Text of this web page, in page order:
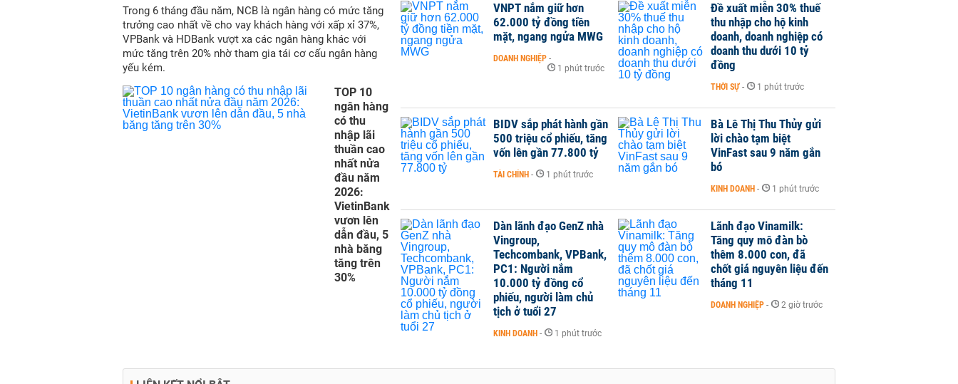
Trong 6 tháng đầu năm, NCB là ngân hàng có mức tăng
trưởng cao nhất về cho vay khách hàng với xấp xỉ 37%,
VPBank và HDBank vượt xa các ngân hàng khác với
mức tăng trên 20% nhờ tham gia tái cơ cấu ngân hàng
yếu kém.
TOP 10
ngân hàng
có thu
nhập lãi
thuần cao
nhất nửa
đầu năm
2026:
VietinBank
vươn lên
dẫn đầu, 5
nhà băng
tăng trên
30%
VNPT nắm giữ hơn
62.000 tỷ đồng tiền
mặt, ngang ngửa MWG
DOANH NGHIỆP -
1 phút trước
Đề xuất miễn 30% thuế
thu nhập cho hộ kinh
doanh, doanh nghiệp có
doanh thu dưới 10 tỷ
đồng
THỜI SỰ - 1 phút trước
BIDV sắp phát hành gần
500 triệu cổ phiếu, tăng
vốn lên gần 77.800 tỷ
TÀI CHÍNH - 1 phút trước
Bà Lê Thị Thu Thủy gửi
lời chào tạm biệt
VinFast sau 9 năm gắn
bó
KINH DOANH - 1 phút trước
Dàn lãnh đạo GenZ nhà
Vingroup,
Techcombank, VPBank,
PC1: Người nắm
10.000 tỷ đồng cổ
phiếu, người làm chủ
tịch ở tuổi 27
KINH DOANH - 1 phút trước
Lãnh đạo Vinamilk:
Tăng quy mô đàn bò
thêm 8.000 con, đã
chốt giá nguyên liệu đến
tháng 11
DOANH NGHIỆP - 2 giờ trước